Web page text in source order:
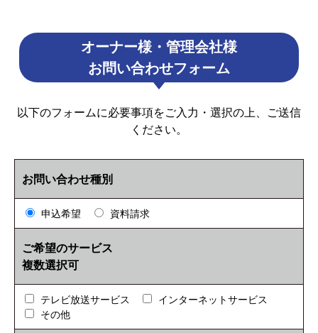
オーナー様・管理会社様
お問い合わせフォーム
以下のフォームに必要事項をご入力・選択の上、ご送信
ください。
お問い合わせ種別
申込希望 資料請求
ご希望のサービス
複数選択可
テレビ放送サービス
インターネットサービス
その他